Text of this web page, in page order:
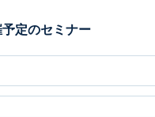
定のセミナー